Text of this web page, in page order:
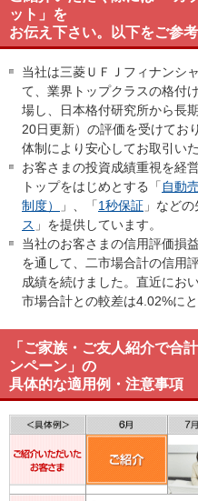
ット」を
お伝え下さい。以下をご参
当社は三菱ＵＦＪフィナンシ
て、業界トップクラスの格付
場し、日本格付研究所から長
20日更新）の評価を受けてお
体制により安心してお取引い
お客さまの投資成績重視を経
トップをはじめとする「 自動
制度）
」、「1秒保証 」など
ス 」を提供しています。
当社のお客さまの信用評価損
を通して、二市場合計の信用
成績を続けました。直近にお
市場合計との較差は4.02%に
「ご家族・ご友人紹介で合
ンペーン」の
具体的な適用例・注意事項